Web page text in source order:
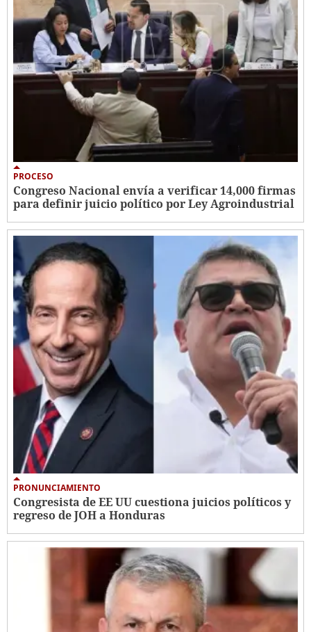
PROCESO
Congreso Nacional envía a verificar 14,000 firmas
para definir juicio político por Ley Agroindustrial
PRONUNCIAMIENTO
Congresista de EE UU cuestiona juicios políticos y
regreso de JOH a Honduras